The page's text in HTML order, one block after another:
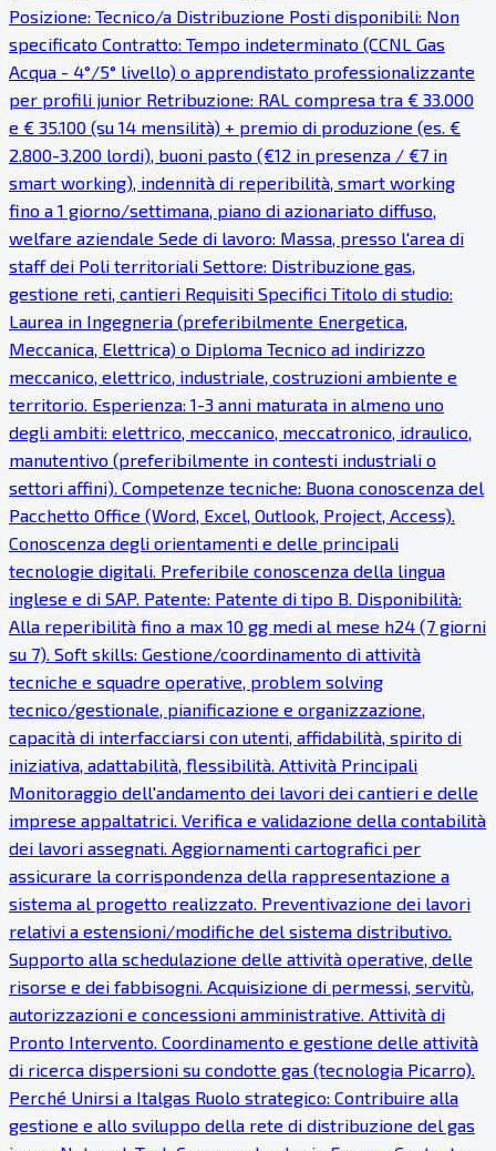
Posizione: Tecnico/a Distribuzione Posti disponibili: Non
specificato Contratto: Tempo indeterminato (CCNL Gas
Acqua - 4°/5° livello) o apprendistato professionalizzante
per profili junior Retribuzione: RAL compresa tra € 33.000
e € 35.100 (su 14 mensilità) + premio di produzione (es. €
2.800-3.200 lordi), buoni pasto (€12 in presenza / €7 in
smart working), indennità di reperibilità, smart working
fino a 1 giorno/settimana, piano di azionariato diffuso,
welfare aziendale Sede di lavoro: Massa, presso l'area di
staff dei Poli territoriali Settore: Distribuzione gas,
gestione reti, cantieri Requisiti Specifici Titolo di studio:
Laurea in Ingegneria (preferibilmente Energetica,
Meccanica, Elettrica) o Diploma Tecnico ad indirizzo
meccanico, elettrico, industriale, costruzioni ambiente e
territorio. Esperienza: 1-3 anni maturata in almeno uno
degli ambiti: elettrico, meccanico, meccatronico, idraulico,
manutentivo (preferibilmente in contesti industriali o
settori affini). Competenze tecniche: Buona conoscenza del
Pacchetto Office (Word, Excel, Outlook, Project, Access).
Conoscenza degli orientamenti e delle principali
tecnologie digitali. Preferibile conoscenza della lingua
inglese e di SAP. Patente: Patente di tipo B. Disponibilità:
Alla reperibilità fino a max 10 gg medi al mese h24 (7 giorni
su 7). Soft skills: Gestione/coordinamento di attività
tecniche e squadre operative, problem solving
tecnico/gestionale, pianificazione e organizzazione,
capacità di interfacciarsi con utenti, affidabilità, spirito di
iniziativa, adattabilità, flessibilità. Attività Principali
Monitoraggio dell'andamento dei lavori dei cantieri e delle
imprese appaltatrici. Verifica e validazione della contabilità
dei lavori assegnati. Aggiornamenti cartografici per
assicurare la corrispondenza della rappresentazione a
sistema al progetto realizzato. Preventivazione dei lavori
relativi a estensioni/modifiche del sistema distributivo.
Supporto alla schedulazione delle attività operative, delle
risorse e dei fabbisogni. Acquisizione di permessi, servitù,
autorizzazioni e concessioni amministrative. Attività di
Pronto Intervento. Coordinamento e gestione delle attività
di ricerca dispersioni su condotte gas (tecnologia Picarro).
Perché Unirsi a Italgas Ruolo strategico: Contribuire alla
gestione e allo sviluppo della rete di distribuzione del gas